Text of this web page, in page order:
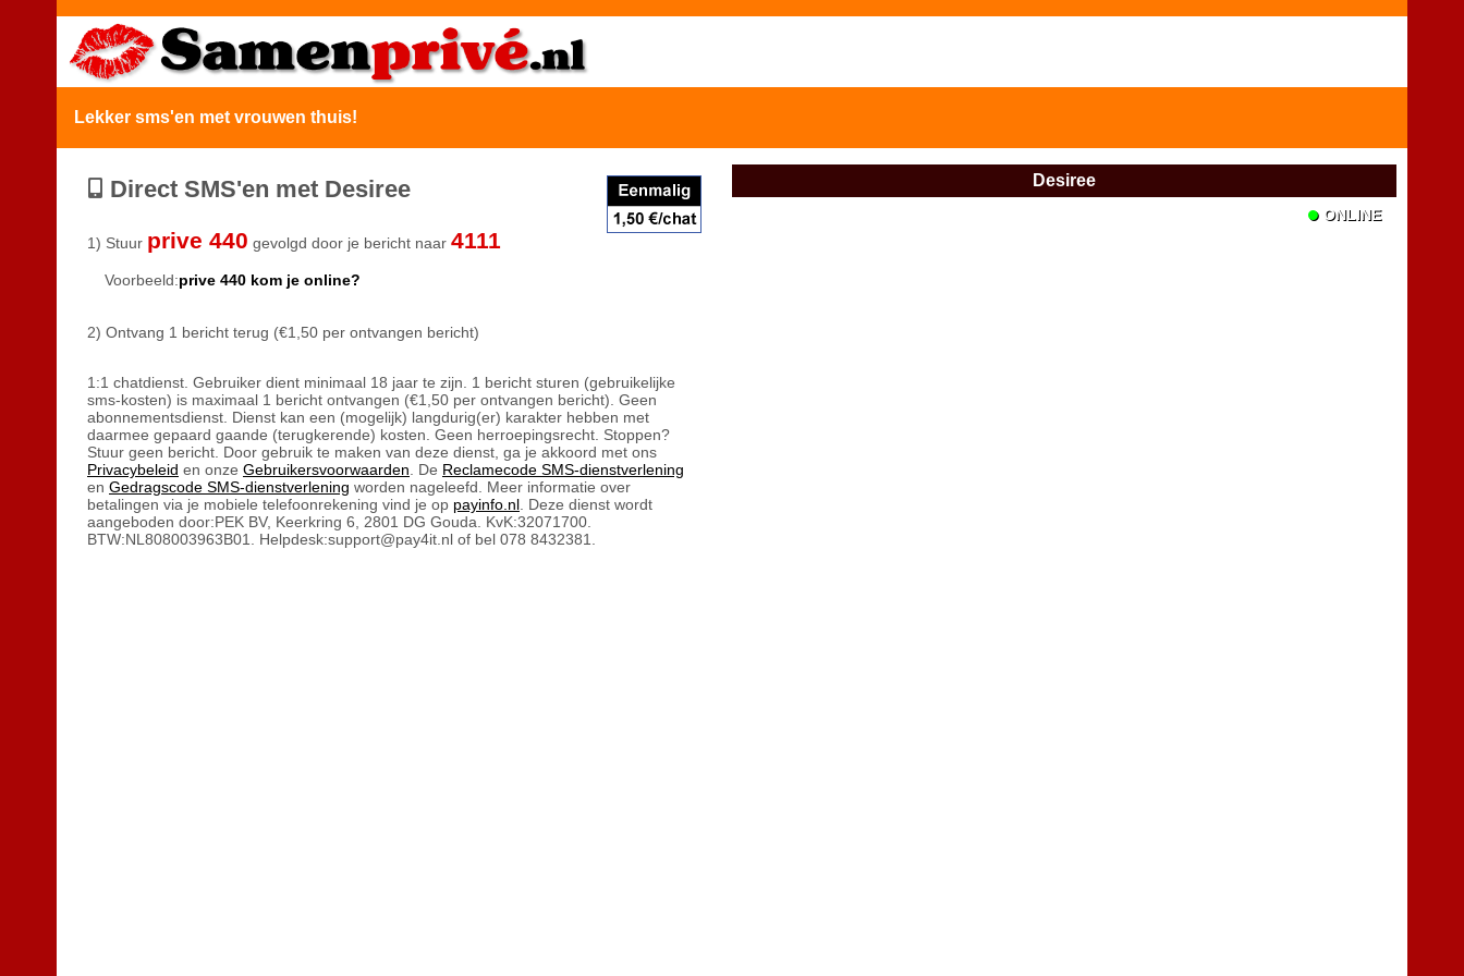
Lekker sms'en met vrouwen thuis!
Desiree
• ONLINE
Direct SMS'en met Desiree
1) Stuur prive 440 gevolgd door je bericht naar 4111
Voorbeeld:prive 440 kom je online?
2) Ontvang 1 bericht terug (€1,50 per ontvangen bericht)
1:1 chatdienst. Gebruiker dient minimaal 18 jaar te zijn. 1 bericht sturen (gebruikelijke
sms-kosten) is maximaal 1 bericht ontvangen (€1,50 per ontvangen bericht). Geen
abonnementsdienst. Dienst kan een (mogelijk) langdurig(er) karakter hebben met
daarmee gepaard gaande (terugkerende) kosten. Geen herroepingsrecht. Stoppen?
Stuur geen bericht. Door gebruik te maken van deze dienst, ga je akkoord met ons
Privacybeleid en onze Gebruikersvoorwaarden. De Reclamecode SMS-dienstverlening
en Gedragscode SMS-dienstverlening worden nageleefd. Meer informatie over
betalingen via je mobiele telefoonrekening vind je op payinfo.nl. Deze dienst wordt
aangeboden door:PEK BV, Keerkring 6, 2801 DG Gouda. KvK:32071700.
BTW:NL808003963B01. Helpdesk:support@pay4it.nl of bel 078 8432381.